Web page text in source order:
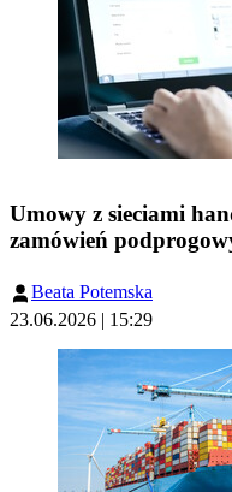
Umowy z sieciami
zamówień
Beata Potemska
23.06.2026 | 15:29